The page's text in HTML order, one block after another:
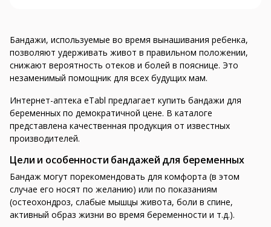
Бандажи, используемые во время вынашивания ребенка,
позволяют удерживать живот в правильном положении,
снижают вероятность отеков и болей в пояснице. Это
незаменимый помощник для всех будущих мам.
Интернет-аптека eTabl предлагает купить бандажи для
беременных по демократичной цене. В каталоге
представлена качественная продукция от известных
производителей.
Цели и особенности бандажей для беременных
Бандаж могут порекомендовать для комфорта (в этом
случае его носят по желанию) или по показаниям
(остеохондроз, слабые мышцы живота, боли в спине,
активный образ жизни во время беременности и т.д.).